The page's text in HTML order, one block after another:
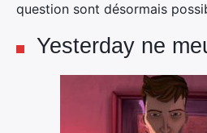
question sont désormais
Yesterday ne